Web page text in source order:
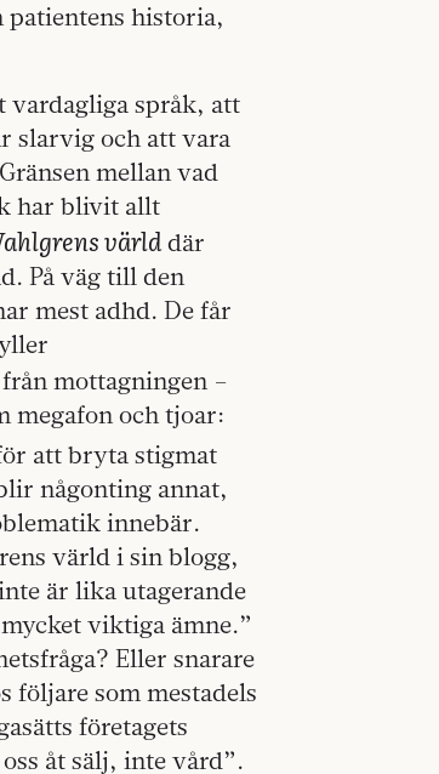
patientens historia,
vardagliga språk, att
slarvig och att vara
mellan vad
har blivit allt
världdär
På väg till den
mest adhd. De får
mottagningen –
megafon och tjoar:
att bryta stigmat
någonting annat,
innebär.
värld i sin blogg,
är lika utagerande
viktiga ämne.”
Eller snarare
följare som mestadels
företagets
åt sälj, inte vård”.